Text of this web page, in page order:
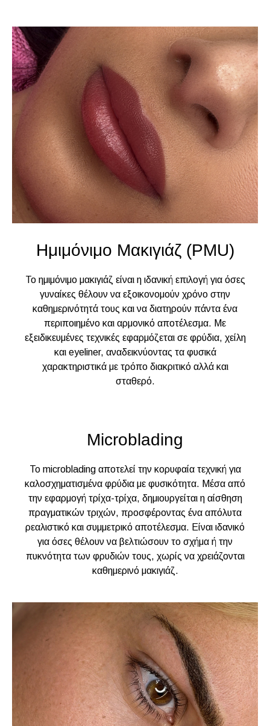
Ημιμόνιμο Μακιγιάζ (PMU)
Το ημιμόνιμο μακιγιάζ είναι η ιδανική επιλογή για όσες
γυναίκες θέλουν να εξοικονομούν χρόνο στην
καθημερινότητά τους και να διατηρούν πάντα ένα
περιποιημένο και αρμονικό αποτέλεσμα. Με
εξειδικευμένες τεχνικές εφαρμόζεται σε φρύδια, χείλη
και eyeliner, αναδεικνύοντας τα φυσικά
χαρακτηριστικά με τρόπο διακριτικό αλλά και
σταθερό.
Microblading
Το microblading αποτελεί την κορυφαία τεχνική για
καλοσχηματισμένα φρύδια με φυσικότητα. Μέσα από
την εφαρμογή τρίχα-τρίχα, δημιουργείται η αίσθηση
πραγματικών τριχών, προσφέροντας ένα απόλυτα
ρεαλιστικό και συμμετρικό αποτέλεσμα. Είναι ιδανικό
για όσες θέλουν να βελτιώσουν το σχήμα ή την
πυκνότητα των φρυδιών τους, χωρίς να χρειάζονται
καθημερινό μακιγιάζ.